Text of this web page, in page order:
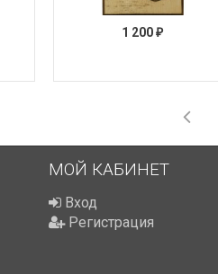
1 200 ₽
МОЙ КАБИНЕТ
Вход
Регистрация